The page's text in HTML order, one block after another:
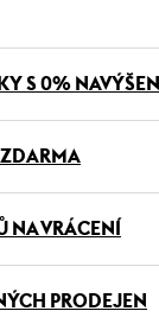
S 0% NAVÝŠENÍ
ZDARMA
NA VRÁCENÍ
PRODEJEN